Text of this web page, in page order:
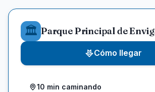
🏛️ Parque Principal de
Cómo llegar
10 min caminando